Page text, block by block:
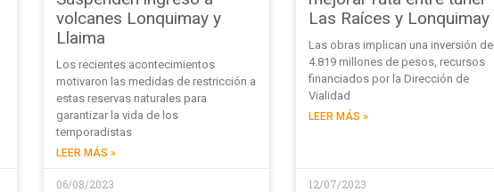
volcanes Lonquimay y
Llaima
Los recientes acontecimientos
motivaron las medidas de restricción a
estas reservas naturales para
garantizar la vida de los
temporadistas
LEER MÁS »
06/08/2023
Las Raíces y Lonquimay
Las obras implican una inversión de
4.819 millones de pesos, recursos
financiados por la Dirección de
Vialidad
LEER MÁS »
12/07/2023